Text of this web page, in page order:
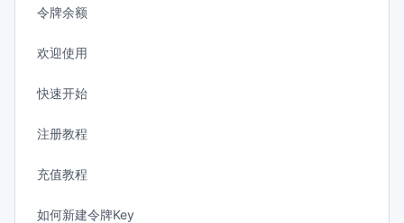
令牌余额
欢迎使用
快速开始
注册教程
充值教程
如何新建令牌Key